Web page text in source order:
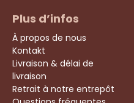
Plus d’infos
À propos de nous
Kontakt
Livraison & délai de
livraison
Retrait à notre entrepôt